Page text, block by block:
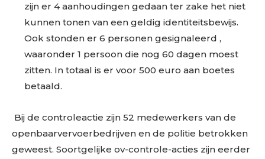
zijn er 4 aanhoudingen gedaan ter zake het niet
kunnen tonen van een geldig identiteitsbewijs.
Ook stonden er 6 personen gesignaleerd ,
waaronder 1 persoon die nog 60 dagen moest
zitten. In totaal is er voor 500 euro aan boetes
betaald.
Bij de controleactie zijn 52 medewerkers van de
openbaarvervoerbedrijven en de politie betrokken
geweest. Soortgelijke ov-controle-acties zijn eerder